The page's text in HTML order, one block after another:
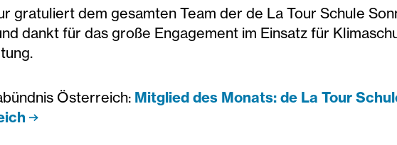
gratuliert dem gesamten Team der de La Tour Schule
dankt für das große Engagement im Einsatz für
Österreich: Mitglied des Monats: de La Tour